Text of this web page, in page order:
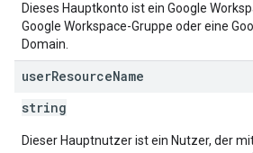
Dieses Hauptkonto ist ein Google
Google Workspace-Gruppe oder eine
Domain.
userResourceName
string
Dieser Hauptnutzer ist ein Nutzer, der